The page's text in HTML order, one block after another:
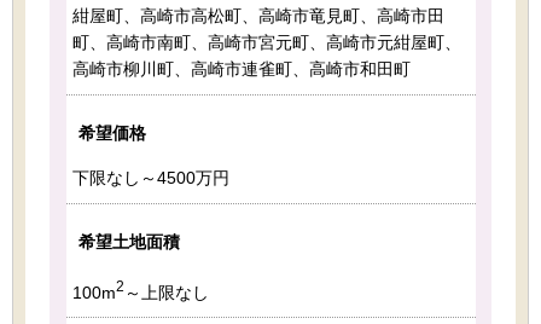
紺屋町、高崎市高松町、高崎市竜見町、高崎市田
町、高崎市南町、高崎市宮元町、高崎市元紺屋町、
高崎市柳川町、高崎市連雀町、高崎市和田町
希望価格
下限なし～4500万円
希望土地面積
100m2 ～上限なし